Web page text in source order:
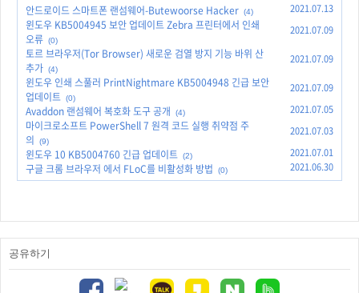
안드로이드 스마트폰 랜섬웨어-Butewoorse Hacker (4) 2021.07.13
윈도우 KB5004945 보안 업데이트 Zebra 프린터에서 인쇄
오류 (0)
2021.07.09
토르 브라우저(Tor Browser) 새로운 검열 방지 기능 바위 산
추가 (4)
2021.07.09
윈도우 인쇄 스풀러 PrintNightmare KB5004948 긴급 보안
업데이트 (0)
2021.07.09
Avaddon 랜섬웨어 복호화 도구 공개 (4) 2021.07.05
마이크로소프트 PowerShell 7 원격 코드 실행 취약점 주
의
(9)
2021.07.03
윈도우 10 KB5004760 긴급 업데이트 (2) 2021.07.01
구글 크롬 브라우저 에서 FLoC를 비활성화 방법 (0) 2021.06.30
공유하기